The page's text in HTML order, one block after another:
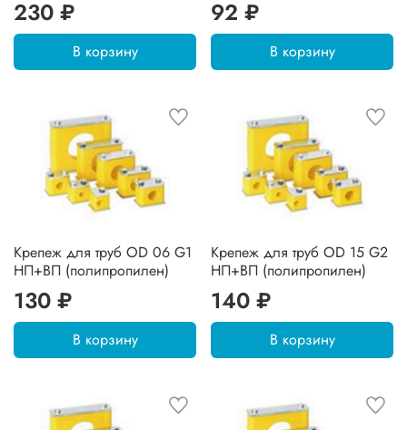
230 ₽
В корзину
92 ₽
В корзину
Крепеж для труб OD 06 G1
НП+ВП (полипропилен)
130 ₽
В корзину
Крепеж для труб OD 15 G2
НП+ВП (полипропилен)
140 ₽
В корзину